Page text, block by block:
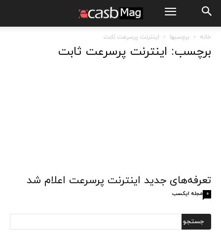
خانه برچسبها اینترنت پرسرعت ثابت
برچسب: اینترنت پرسرعت ثابت
تعرفه‌های جدید اینترنت پرسرعت اعلام شد
مجله ایکسب 0